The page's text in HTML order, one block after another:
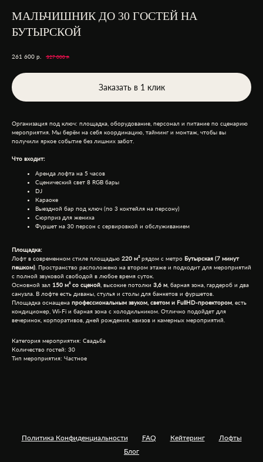
МАЛЬЧИШНИК ДО 30 ГОСТЕЙ НА
БУТЫРСКОЙ
261 600 р. 327 000 р.
Заказать в 1 клик
Организация под ключ: площадка, оборудование, персонал и питание по сценарию
мероприятия. Мы берём на себя координацию, тайминг и монтаж, чтобы вы
получили яркое событие без лишних забот.
Что входит:
Аренда лофта на 5 часов
Сценический свет 8 RGB бары
DJ
Караоке
Выездной бар под ключ (по 3 коктейля на персону)
Сюрприз для жениха
Фуршет на 30 персон с сервировкой и обслуживанием
Площадка:
Лофт в современном стиле площадью 220 м²рядом с метро Бутырская (7 минут
пешком) . Пространство расположено на втором этаже и подходит для мероприятий
с полной звуковой свободой в любое время суток.
Основной зал 150 м² со сценой , высокие потолки 3,6 м , барная зона, гардероб и два
санузла. В лофте есть диваны, стулья и столы для банкетов и фуршетов.
Площадка оснащена профессиональным звуком, светом и FullHD-проектором , есть
кондиционер, Wi-Fi и барная зона с холодильником. Отлично подойдет для
вечеринок, корпоративов, дней рождения, квизов и камерных мероприятий.
Категория мероприятия: Свадьба
Количество гостей: 30
Тип мероприятия: Частное
Политика Конфиденциальности FAQ Кейтеринг
Лофты
Блог